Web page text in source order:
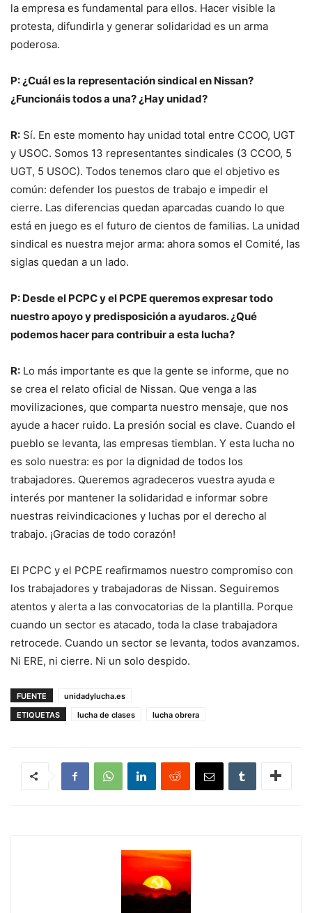
la empresa es fundamental para ellos. Hacer visible la
protesta, difundirla y generar solidaridad es un arma
poderosa.
P: ¿Cuál es la representación sindical en Nissan?
¿Funcionáis todos a una? ¿Hay unidad?
R: Sí. En este momento hay unidad total entre CCOO, UGT
y USOC. Somos 13 representantes sindicales (3 CCOO, 5
UGT, 5 USOC). Todos tenemos claro que el objetivo es
común: defender los puestos de trabajo e impedir el
cierre. Las diferencias quedan aparcadas cuando lo que
está en juego es el futuro de cientos de familias. La unidad
sindical es nuestra mejor arma: ahora somos el Comité, las
siglas quedan a un lado.
P: Desde el PCPC y el PCPE queremos expresar todo
nuestro apoyo y predisposición a ayudaros. ¿Qué
podemos hacer para contribuir a esta lucha?
R: Lo más importante es que la gente se informe, que no
se crea el relato oficial de Nissan. Que venga a las
movilizaciones, que comparta nuestro mensaje, que nos
ayude a hacer ruido. La presión social es clave. Cuando el
pueblo se levanta, las empresas tiemblan. Y esta lucha no
es solo nuestra: es por la dignidad de todos los
trabajadores. Queremos agradeceros vuestra ayuda e
interés por mantener la solidaridad e informar sobre
nuestras reivindicaciones y luchas por el derecho al
trabajo. ¡Gracias de todo corazón!
El PCPC y el PCPE reafirmamos nuestro compromiso con
los trabajadores y trabajadoras de Nissan. Seguiremos
atentos y alerta a las convocatorias de la plantilla. Porque
cuando un sector es atacado, toda la clase trabajadora
retrocede. Cuando un sector se levanta, todos avanzamos.
Ni ERE, ni cierre. Ni un solo despido.
FUENTE
unidadylucha.es
ETIQUETAS
lucha de clases lucha obrera